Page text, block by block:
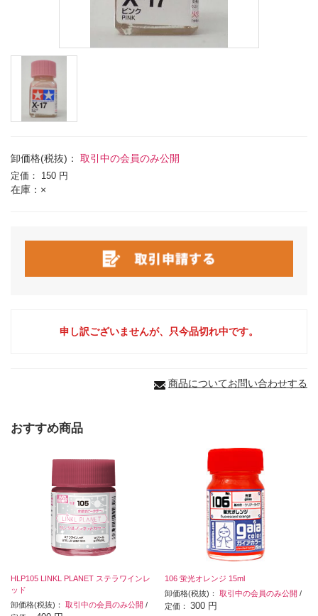
卸価格(税抜)： 取引中の会員のみ公開
定価： 150 円
在庫：×
申し訳ございませんが、只今品切れ中です。
商品についてお問い合わせする
おすすめ商品
HLP105 LINKL PLANET ステラワインレ
ッド
卸価格(税抜)： 取引中の会員のみ公開 /
106 蛍光オレンジ 15ml
卸価格(税抜)：取引中の会員のみ公開 /
定価：300 円